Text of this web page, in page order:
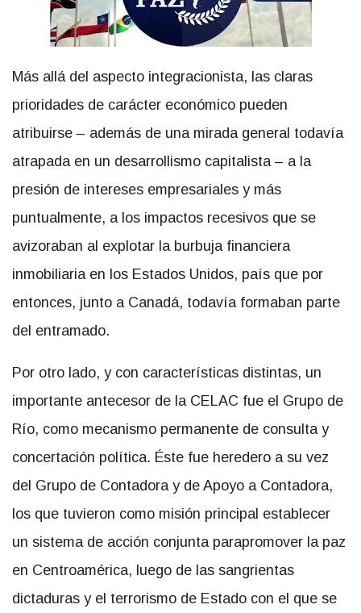
Más allá del aspecto integracionista, las claras
prioridades de carácter económico pueden
atribuirse – además de una mirada general todavía
atrapada en un desarrollismo capitalista – a la
presión de intereses empresariales y más
puntualmente, a los impactos recesivos que se
avizoraban al explotar la burbuja financiera
inmobiliaria en los Estados Unidos, país que por
entonces, junto a Canadá, todavía formaban parte
del entramado.
Por otro lado, y con características distintas, un
importante antecesor de la CELAC fue el Grupo de
Río, como mecanismo permanente de consulta y
concertación política. Éste fue heredero a su vez
del Grupo de Contadora y de Apoyo a Contadora,
los que tuvieron como misión principal establecer
un sistema de acción conjunta parapromover la paz
en Centroamérica, luego de las sangrientas
dictaduras y el terrorismo de Estado con el que se